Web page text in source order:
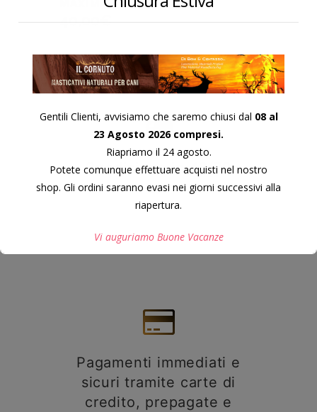
40,00€
Spedizione in 48/72
ore
Pagamenti immediati e
sicuri tramite carte di
credito, prepagate e
Gentili Clienti, avvisiamo che saremo chiusi dal 08 al
23 Agosto 2026 compresi.
Riapriamo il 24 agosto.
Potete comunque effettuare acquisti nel nostro
shop. Gli ordini saranno evasi nei giorni successivi alla
riapertura.
Vi auguriamo Buone Vacanze